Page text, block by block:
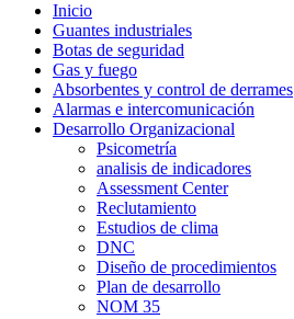
Inicio
Guantes industriales
Botas de seguridad
Gas y fuego
Absorbentes y control de derrames
Alarmas e intercomunicación
Desarrollo Organizacional
Psicometría
analisis de indicadores
Assessment Center
Reclutamiento
Estudios de clima
DNC
Diseño de procedimientos
Plan de desarrollo
NOM 35